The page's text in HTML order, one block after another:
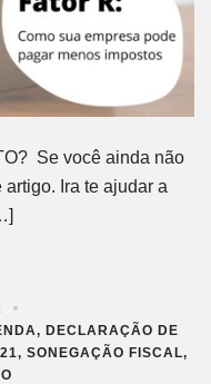
Se você ainda não
Ira te ajudar a
, DECLARAÇÃO DE
, SONEGAÇÃO FISCAL,